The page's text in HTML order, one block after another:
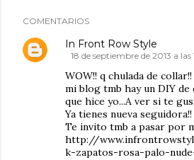
COMENTARIOS
In Front Row Style
18 de septiembre de 2013 a las
WOW!! q chulada de
mi blog tmb hay un DIY
que hice yo...A ver si te
Ya tienes nueva seguidora!!
Te invito tmb a pasar por
http://
k-zapatos-rosa-palo-